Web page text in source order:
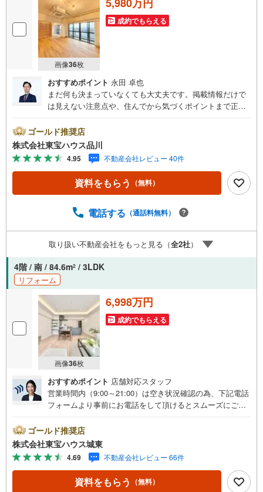
画像36枚
成約でもらえる
おすすめポイント 永田 卓也
まだ何も決まっていなくても大丈夫です。掲載情報だけで
は見えない注意点や、住んでから気づくポイントまで正直
とも包み隠さずお伝えし、「納得して選ぶ」ためのサポー
トを大切にしています。現地でしか分からないリアルな情
報も含めて、一緒に後悔しない住まい探しを進めていきま
しょう。まずはお気軽にご相談ください。【Yahoo！ 不動
産キャンペーン対象店舗】当店で物件を成約するとPayPay
ボーナスライトがもらえる「Yahoo！ 不動産 物件ご成約キ
予約をする」ボタンからお問い合わせください。※必ずYah
スライトは出金と譲渡はできません。ご案内・詳細な資料
のご請求はお気軽にどうぞ♪お電話でのお問い合わせも常
時受け付けております！お気軽にお問い合わせください。
ゴールド推奨店
株式会社東宝ハウス品川
4.95 不動産会社レビュー 40件
資料をもらう （無料）
電話する （通話料無料）
取り扱い不動産会社をもっと見る（全2社）
4階 / 南 / 84.6m2 / 3LDK
リフォーム
画像36枚
6,998万円
成約でもらえる
おすすめポイント 店舗対応スタッフ
営業時間内（9:00～21:00）は空き状況確認の為、下記電話
フォームより事前にお電話をして頂けるとスムーズにご案
カレンダーの作成▽ご購入後もお客様の人生のパートナー
として暮らしの「安心」を守り続けます。【Yahoo！ 不動
産キャンペーン対象店舗】当店で物件を成約するとPayPay
ボーナスライトがもらえる「Yahoo！ 不動産 物件ご成約キ
ャンペーン」の対象になります。「資料をもらう」「見学
予約をする」ボタンからお問い合わせください。※必ずYah
ゴールド推奨店
株式会社東宝ハウス城東
4.69 不動産会社レビュー 66件
資料をもらう （無料）